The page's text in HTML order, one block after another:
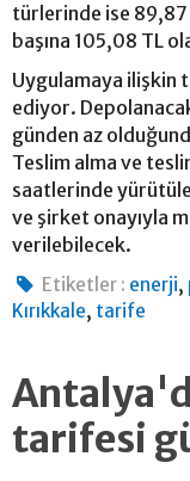
türlerinde ise
başına 105,08 TL
Uygulamaya ilişkin
ediyor.
günden az
Teslim alma ve
saatlerinde
ve şirket onayıyla
verilebilecek.
Etiketler : enerji,
Kırıkkale, tarife
tarifesi